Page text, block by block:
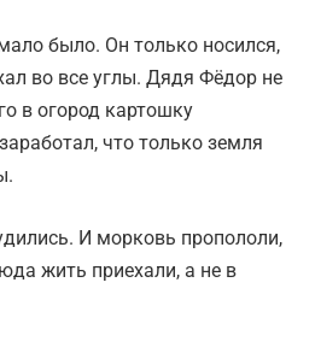
было. Он только носился,
во все углы. Дядя Фёдор не
в огород картошку
что только земля
И морковь пропололи,
жить приехали, а не в